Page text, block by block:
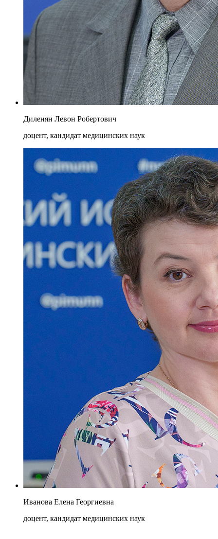
Диленян Левон Робертович
доцент, кандидат медицинских наук
Иванова Елена Георгиевна
доцент, кандидат медицинских наук